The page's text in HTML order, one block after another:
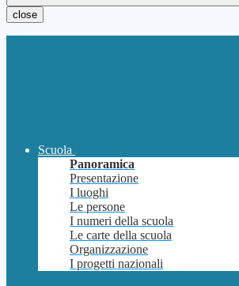
close
Scuola
Panoramica
Presentazione
I luoghi
Le persone
I numeri della scuola
Le carte della scuola
Organizzazione
I progetti nazionali